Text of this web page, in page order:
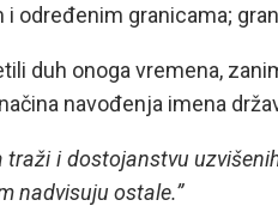
određenim granicama;
duh onoga vremena,
navođenja imena
traži i dostojanstvu
nadvisuju ostale.”